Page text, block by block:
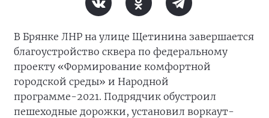
В Брянке ЛНР на улице Щетинина завершается
благоустройство сквера по федеральному
проекту «Формирование комфортной
городской среды» и Народной
программе-2021. Подрядчик обустроил
пешеходные дорожки, установил воркаут-